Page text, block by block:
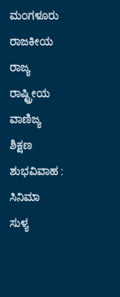
ಮಂಗಳೂರು
ರಾಜಕೀಯ
ರಾಜ್ಯ
ರಾಷ್ಟ್ರೀಯ
ವಾಣಿಜ್ಯ
ಶಿಕ್ಷಣ
ಶುಭವಿವಾಹ :
ಸಿನಿಮಾ
ಸುಳ್ಯ